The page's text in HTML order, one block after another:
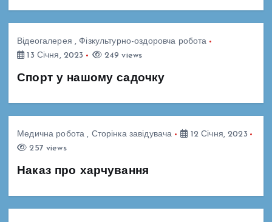
Відеогалерея ,Фізкультурно-оздоровча робота
13 Січня, 2023
249 views
Спорт у нашому садочку
Медична робота , Сторінка завідувача
12 Січня, 2023
257 views
Наказ про харчування